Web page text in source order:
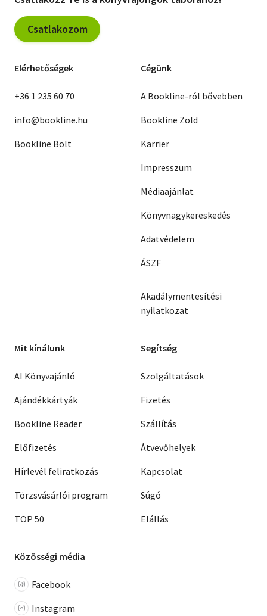
Csatlakozom
Elérhetőségek
+36 1 235 60 70
info@bookline.hu
Bookline Bolt
Cégünk
A Bookline-ról bővebben
Bookline Zöld
Karrier
Impresszum
Médiaajánlat
Könyvnagykereskedés
Adatvédelem
ÁSZF
Akadálymentesítési
nyilatkozat
Mit kínálunk
AI Könyvajánló
Ajándékkártyák
Bookline Reader
Előfizetés
Hírlevél feliratkozás
Törzsvásárlói program
TOP 50
Segítség
Szolgáltatások
Fizetés
Szállítás
Átvevőhelyek
Kapcsolat
Súgó
Elállás
Közösségi média
Facebook
Instagram